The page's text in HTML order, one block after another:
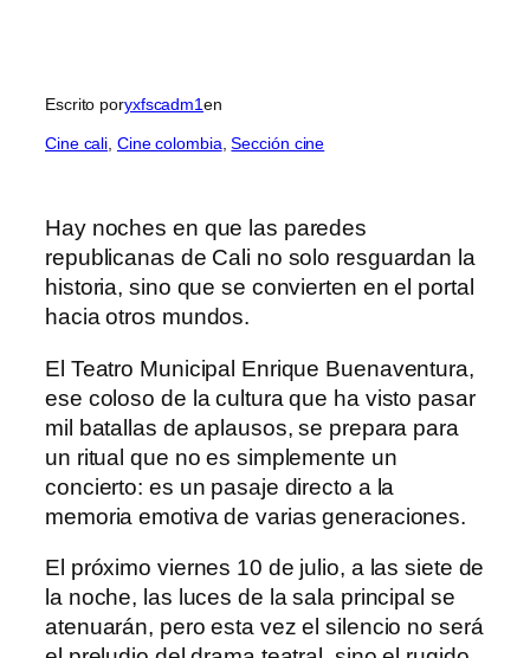
Escrito poryxfscadm1en
Cine cali Cine colombia , Sección cine
Hay noches en que las paredes
republicanas de Cali no solo resguardan la
historia, sino que se convierten en el portal
hacia otros mundos.
El Teatro Municipal Enrique Buenaventura,
ese coloso de la cultura que ha visto pasar
mil batallas de aplausos, se prepara para
un ritual que no es simplemente un
concierto: es un pasaje directo a la
memoria emotiva de varias generaciones.
El próximo viernes 10 de julio, a las siete de
la noche, las luces de la sala principal se
atenuarán, pero esta vez el silencio no será